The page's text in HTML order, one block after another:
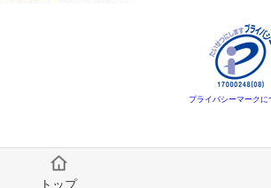
プライバシーマークに
トップ